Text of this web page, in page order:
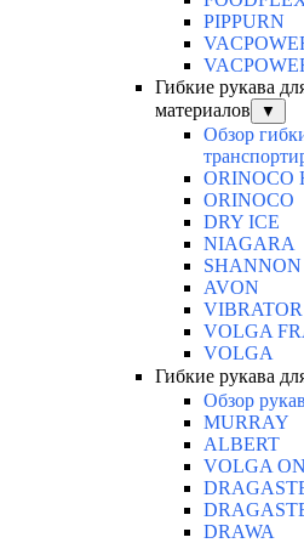
PIPPURN
Гибкие рукава
материалов
▼
Обзор
ORINOCO
ORINOCO
DRY ICE
NIAGARA
SHANNON
AVON
VOLGA
VOLGA
Гибкие рукава
Обзор
MURRAY
ALBERT
VOLGA
DRAWA